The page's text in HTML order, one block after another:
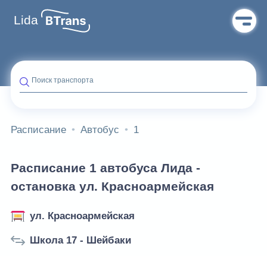
Lida
Поиск транспорта
Расписание Автобус 1
Расписание 1 автобуса Лида -
остановка ул. Красноармейская
ул. Красноармейская
Школа 17 - Шейбаки